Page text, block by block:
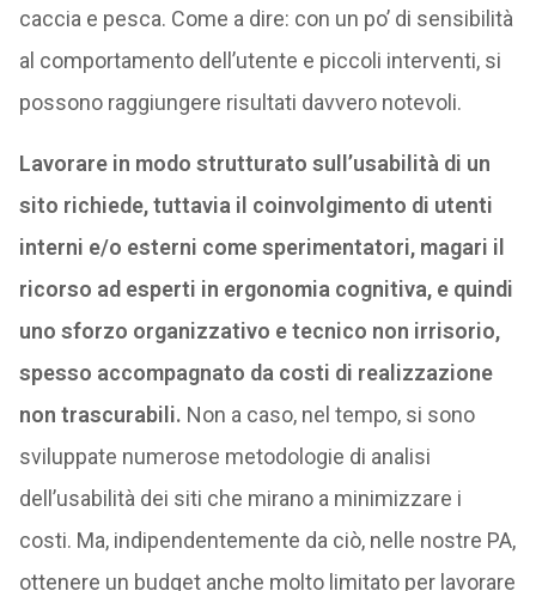
caccia e pesca. Come a dire: con un po’ di sensibilità
al comportamento dell’utente e piccoli interventi, si
possono raggiungere risultati davvero notevoli.
Lavorare in modo strutturato sull’usabilità di un
sito richiede, tuttavia il coinvolgimento di utenti
interni e/o esterni come sperimentatori, magari il
ricorso ad esperti in ergonomia cognitiva, e quindi
uno sforzo organizzativo e tecnico non irrisorio,
spesso accompagnato da costi di realizzazione
non trascurabili. Non a caso, nel tempo, si sono
sviluppate numerose metodologie di analisi
dell’usabilità dei siti che mirano a minimizzare i
costi. Ma, indipendentemente da ciò, nelle nostre PA,
ottenere un budget anche molto limitato per lavorare